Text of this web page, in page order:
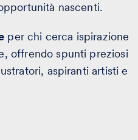
nascenti.
per chi cerca ispirazione
offrendo spunti preziosi
aspiranti artisti e